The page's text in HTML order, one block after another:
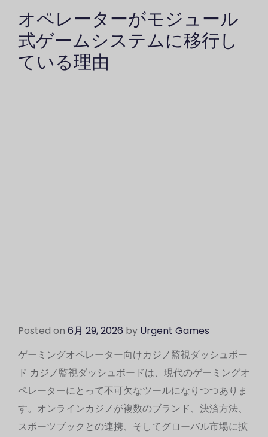
オペレーターがモジュール
式ゲームシステムに移行し
ている理由
Posted on 6月 29, 2026 by Urgent Games
ゲーミングオペレーター向けカジノ監視ダッシュボー
ド カジノ監視ダッシュボードは、現代のゲーミングオ
ペレーターにとって不可欠なツールになりつつありま
す。オンラインカジノが複数のブランド、決済方法、
スポーツブックとの連携、そしてグローバル市場に拡